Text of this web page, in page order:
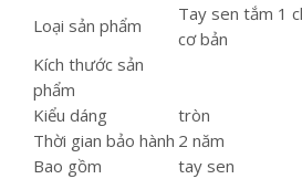
Loại sản phẩm
Tay sen tắm 1
cơ bản
Kích thước sản
phẩm
Kiểu dáng
tròn
Thời gian bảo hành 2 năm
Bao gồm
tay sen